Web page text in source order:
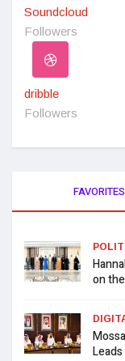
Soundcloud
Followers
dribble
Followers
FAVORITES
on
Leads